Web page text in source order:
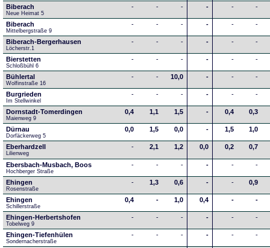
Biberach
Neue Heimat 5
- - - - - -
Biberach
Mittelbergstraße 9
- - - - - -
Biberach-Bergerhausen
Löcherstr.1
- - - - - -
Bierstetten
Schloßbühl 6
- - - - - -
Bühlertal
Wolfinstraße 16
- - 10,0 - - -
Burgrieden
Im Stellwinkel
- - - - - -
Dornstadt-Tomerdingen
Maienweg 9
0,4 1,1 1,5 - 0,4 0,3
Dürnau
Dorfäckerweg 5
0,0 1,5 0,0 - 1,5 1,0
Eberhardzell
Lilienweg
- 2,1 1,2 0,0 0,2 0,7
Ebersbach-Musbach, Boos
Hochberger Straße
- - - - - -
Ehingen
Rosenstraße
- 1,3 0,6 - - 0,9
Ehingen
Schillerstraße
0,4 - 1,0 0,4 - -
Ehingen-Herbertshofen
Tobelweg 9
- - - - - -
Ehingen-Tiefenhülen
Sondernacherstraße
- - - - - -